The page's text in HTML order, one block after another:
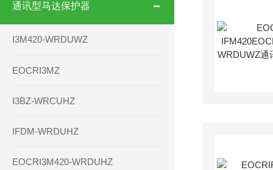
通讯型马达保护器
I3M420-WRDUWZ
EOCRI3MZ
I3BZ-WRCUHZ
IFDM-WRDUHZ
EOCRI3M420-WRDUHZ